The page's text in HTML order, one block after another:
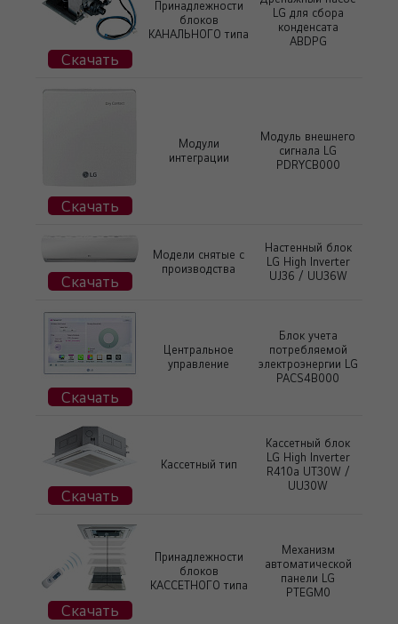
Скачать
Принадлежности
блоков
КАНАЛЬНОГО типа
LG для сбора
конденсата
ABDPG
Скачать
Модули
интеграции
Модуль внешнего
сигнала LG
PDRYCB000
Скачать
Модели снятые с
производства
Настенный блок
LG High Inverter
UJ36 / UU36W
Скачать
Центральное
управление
Блок учета
потребляемой
электроэнергии LG
PACS4B000
Скачать
Кассетный тип
Кассетный блок
LG High Inverter
R410a UT30W /
UU30W
Скачать
Принадлежности
блоков
КАССЕТНОГО типа
Механизм
автоматической
панели LG
PTEGM0